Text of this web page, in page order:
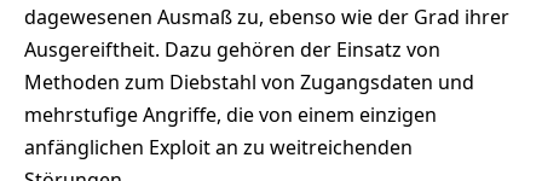
dagewesenen Ausmaß zu, ebenso wie der Grad ihrer
Ausgereiftheit. Dazu gehören der Einsatz von
Methoden zum Diebstahl von Zugangsdaten und
mehrstufige Angriffe, die von einem einzigen
anfänglichen Exploit an zu weitreichenden